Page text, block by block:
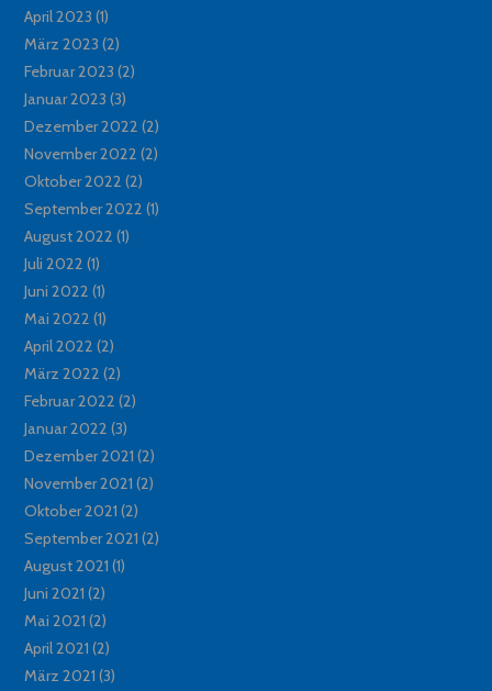
April 2023 (1)
März 2023 (2)
Februar 2023 (2)
Januar 2023 (3)
Dezember 2022 (2)
November 2022 (2)
Oktober 2022 (2)
September 2022 (1)
August 2022 (1)
Juli 2022 (1)
Juni 2022 (1)
Mai 2022 (1)
April 2022 (2)
März 2022 (2)
Februar 2022 (2)
Januar 2022 (3)
Dezember 2021 (2)
November 2021 (2)
Oktober 2021 (2)
September 2021 (2)
August 2021 (1)
Juni 2021 (2)
Mai 2021 (2)
April 2021 (2)
März 2021 (3)